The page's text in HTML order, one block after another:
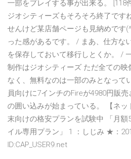
一部をプレイする事が出来る。 [118
ジオシティーズもそろそろ終了です
せんけど某店舗ページも見納めです
った感があるです。 / まあ、仕方な
を保存しておいて移行しとくか。 /
制作はジオシティーズ ただ全ての
なく、無料なのは一部のみとなって
員向けに7インチのFireが4980円販
の囲い込みが始まっている。 【ネ
末向けの格安プランを試験中 「月
イル専用プラン」 1 ：しじみ ★：
ID:CAP_USER9.net